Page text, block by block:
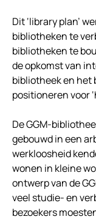
Dit ‘library plan’
bibliotheken te
bibliotheken te
de opkomst van
bibliotheek en het
positioneren voor
De GGM-
gebouwd in een
werkloosheid
wonen in kleine
ontwerp van de
veel studie- en
bezoekers